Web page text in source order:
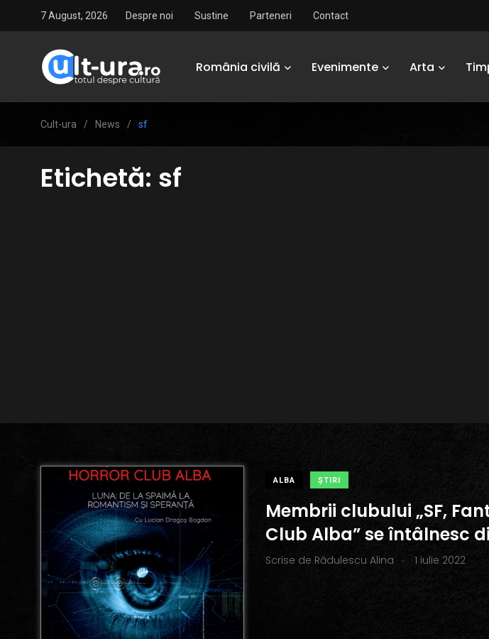
7 August, 2026 Despre noi Sustine Parteneri Contact
România civilă Evenimente Arta
Cult-ura / News / sf
Etichetă: sf
ALBA ŞTIRI
Membrii clubului „SF,
Club Alba” se întâlnesc
Scrise de Rădulescu Alina . 1 iulie 2022